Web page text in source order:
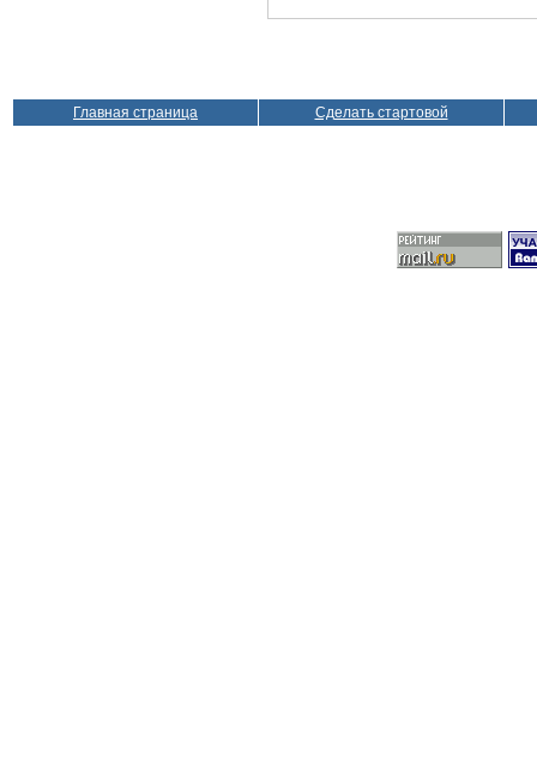
Главная страница Сделать стартовой